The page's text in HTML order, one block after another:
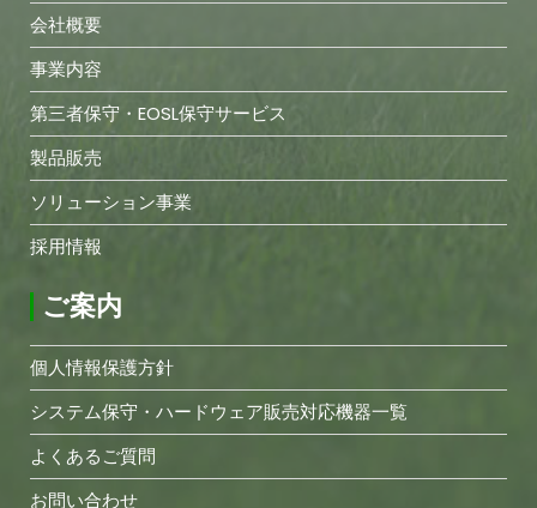
会社概要
事業内容
第三者保守・EOSL保守サービス
製品販売
ソリューション事業
採用情報
ご案内
個人情報保護方針
システム保守・ハードウェア販売対応機器一覧
よくあるご質問
お問い合わせ